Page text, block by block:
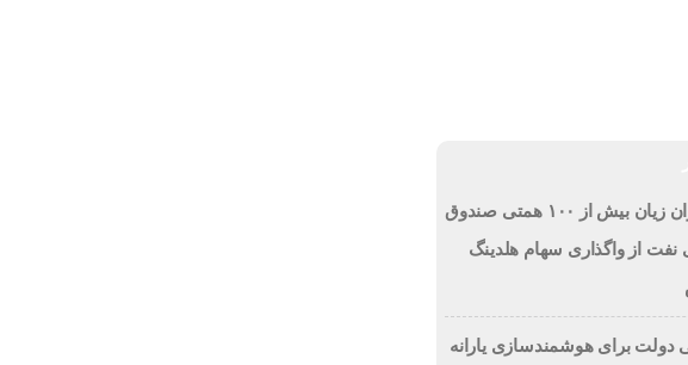
پیگیری جبران زیان بیش از ۱۰۰ همتی صندوق
نفت از واگذاری سهام هلدینگ
دولت برای هوشمندسازی یارانه